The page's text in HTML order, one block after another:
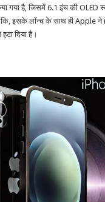
है, जिसमें 6.1 इंच की OLED
इसके लॉन्च के साथ ही Apple ने
दिया है।